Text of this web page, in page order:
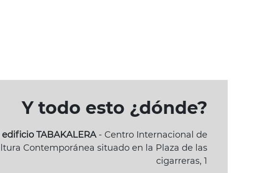
Y todo esto ¿dónde?
edificio TABAKALERA- Centro Internacional de
Contemporánea situado en la Plaza de las
cigarreras, 1